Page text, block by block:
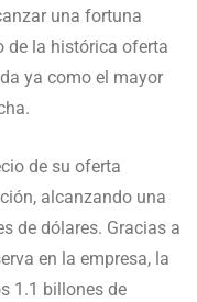
una fortuna
de la histórica oferta
ya como el mayor
de su oferta
alcanzando una
de dólares. Gracias a
en la empresa, la
1.1 billones de